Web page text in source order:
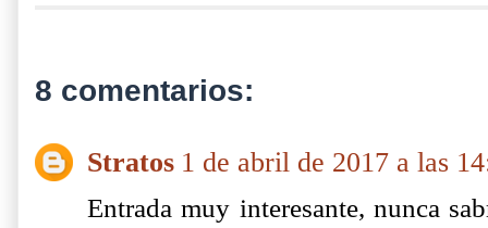
8 comentarios:
Stratos 1 de abril de 2017 a las
Entrada muy interesante, nunca